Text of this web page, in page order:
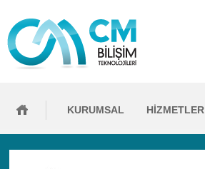
KURUMSAL HİZMETLER